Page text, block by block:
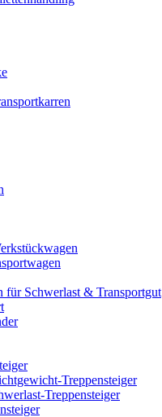
für Schwerlast & Transportgut
Treppensteiger
Treppensteiger